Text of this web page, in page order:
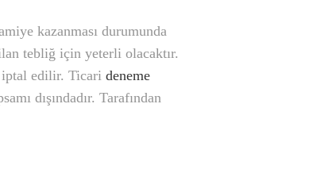
kazanması durumunda
tebliğ için yeterli olacaktır.
iptal edilir. Ticari deneme
dışındadır. Tarafından